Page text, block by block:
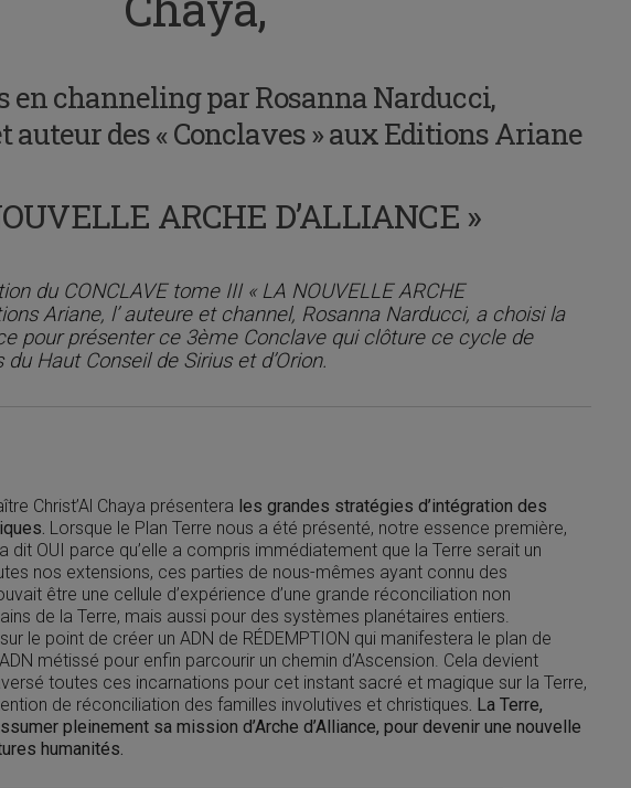
en channeling par Rosanna Narducci,
auteur des « Conclaves » aux Editions Ariane
ARCHE D’ALLIANCE »
du CONCLAVE tome III « LA NOUVELLE ARCHE
Ariane, l’ auteure et channel, Rosanna Narducci, a choisi la
pour présenter ce 3ème Conclave qui clôture ce cycle de
Haut Conseil de Sirius et d’Orion.
Christ’Al Chaya présentera les grandes stratégies d’intégration des
Lorsque le Plan Terre nous a été présenté, notre essence première,
dit OUI parce qu’elle a compris immédiatement que la Terre serait un
nos extensions, ces parties de nous-mêmes ayant connu des
être une cellule d’expérience d’une grande réconciliation non
de la Terre, mais aussi pour des systèmes planétaires entiers.
le point de créer un ADN de RÉDEMPTION qui manifestera le plan de
métissé pour enfin parcourir un chemin d’Ascension. Cela devient
toutes ces incarnations pour cet instant sacré et magique sur la Terre,
de réconciliation des familles involutives et christiques . La Terre,
pleinement sa mission d’Arche d’Alliance, pour devenir une nouvelle
humanités.